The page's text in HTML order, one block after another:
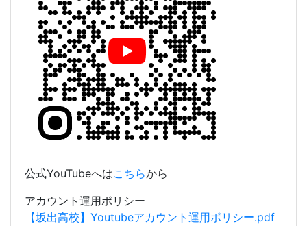
公式YouTubeへはこちらから
アカウント運用ポリシー
【坂出高校】Youtubeアカウント運用ポリシー.pdf